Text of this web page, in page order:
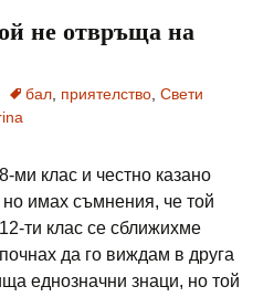
не отвръща на
бал приятелство Свети
ми клас и честно казано
имах съмнения, че той
ти клас се сближихме
да го виждам в друга
еднозначни знаци, но той